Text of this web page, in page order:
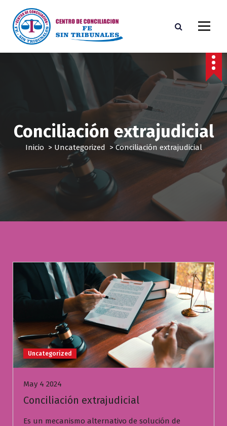
Conciliación extrajudicial
Inicio > Uncategorized > Conciliación extrajudicial
Uncategorized
May 4 2024
Conciliación extrajudicial
Es un mecanismo alternativo de solución de